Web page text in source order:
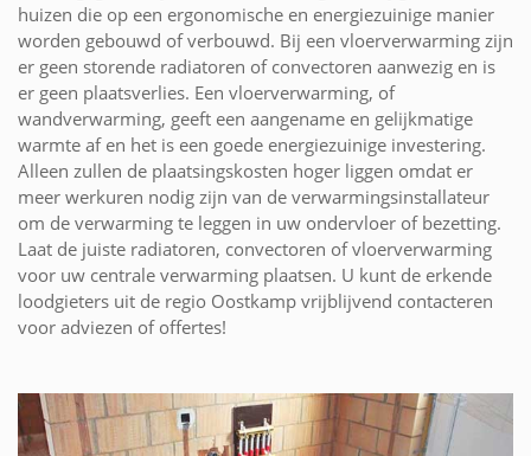
huizen die op een ergonomische en energiezuinige manier
worden gebouwd of verbouwd. Bij een vloerverwarming zijn
er geen storende radiatoren of convectoren aanwezig en is
er geen plaatsverlies. Een vloerverwarming, of
wandverwarming, geeft een aangename en gelijkmatige
warmte af en het is een goede energiezuinige investering.
Alleen zullen de plaatsingskosten hoger liggen omdat er
meer werkuren nodig zijn van de verwarmingsinstallateur
om de verwarming te leggen in uw ondervloer of bezetting.
Laat de juiste radiatoren, convectoren of vloerverwarming
voor uw centrale verwarming plaatsen. U kunt de erkende
loodgieters uit de regio Oostkamp vrijblijvend contacteren
voor adviezen of offertes!